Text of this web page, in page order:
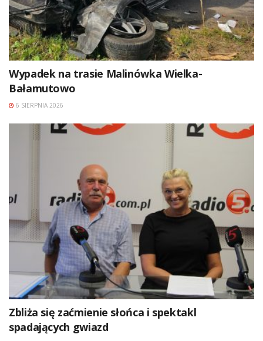
Wypadek na trasie Malinówka Wielka-
Bałamutowo
6 SIERPNIA 2026
Zbliża się zaćmienie słońca i spektakl
spadających gwiazd